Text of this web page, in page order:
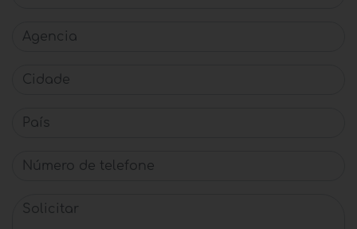
Agencia
Cidade
País
Número de telefone
Solicitar